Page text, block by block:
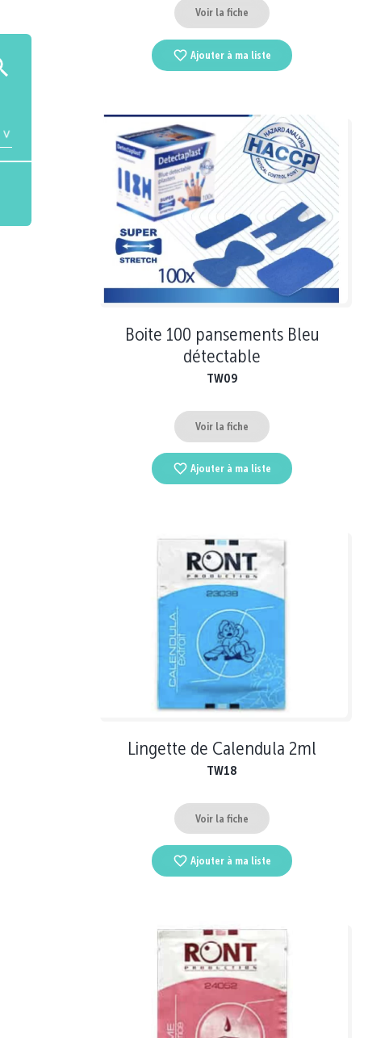
Voir la fiche
Ajouter à ma liste
Boite 100 pansements Bleu
détectable
TW09
Voir la fiche
Ajouter à ma liste
Lingette de Calendula 2ml
TW18
Voir la fiche
Ajouter à ma liste